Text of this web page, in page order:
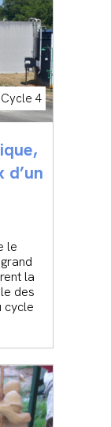
4
le
la
des
cycle